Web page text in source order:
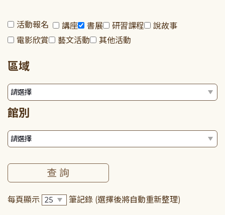
活動報名 講座 書展 研習課程
說故事
電影欣賞
藝文活動 其他活動
區域
館別
每頁顯示 筆記錄 (選擇後將自動重新整理)